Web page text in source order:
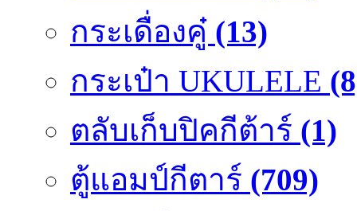
กระเดื่องคู๋ (13)
กระเป๋า UKULELE
ตลับเก็บปิคกีต้าร์ (1)
ตู้แอมป์กีตาร์ (709)